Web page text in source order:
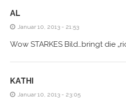
AL
Januar 10, 2013 - 21:53
Wow STARKES Bild…bringt die
KATHI
Januar 10, 2013 - 23:05